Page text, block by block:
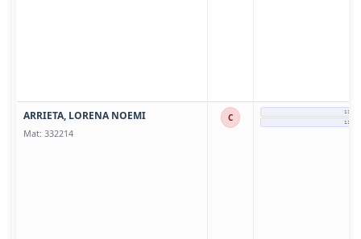
ARRIETA, LORENA NOEMI
Mat: 332214
C